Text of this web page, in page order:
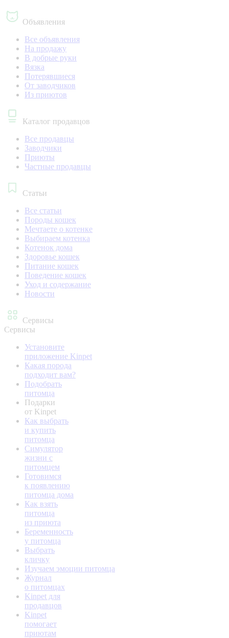
Объявления
Все объявления
На продажу
В добрые руки
Вязка
Потерявшиеся
От заводчиков
Из приютов
Каталог продавцов
Все продавцы
Заводчики
Приюты
Частные продавцы
Статьи
Все статьи
Породы кошек
Мечтаете о котенке
Выбираем котенка
Котенок дома
Здоровье кошек
Питание кошек
Поведение кошек
Уход и содержание
Новости
Сервисы
Сервисы
Установите
приложение Kinpet
Какая порода
подходит вам?
Подобрать
питомца
Подарки
от Kinpet
Как выбрать
и купить
питомца
Симулятор
жизни с
питомцем
Готовимся
к появлению
питомца дома
Как взять
питомца
из приюта
Беременность
у питомца
Выбрать
кличку
Изучаем эмоции питомца
Журнал
о питомцах
Kinpet для
продавцов
Kinpet
помогает
приютам